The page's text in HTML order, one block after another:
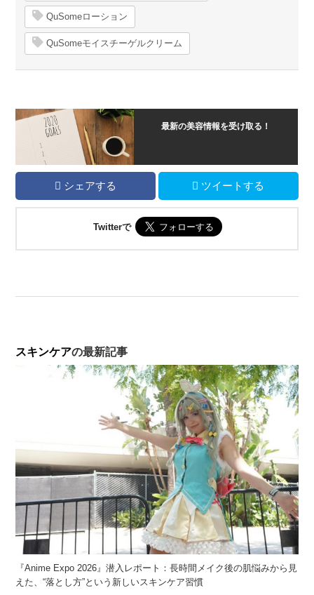
QuSomeローション
QuSomeモイスチーゲルクリーム
最新の美容情報を受け取る！
シェアする ツイートする
Twitterで
スキンケアの最新記事
『Anime Expo 2026』潜入レポート：長時間メイク後の肌悩みから見
えた、“落とし方”という新しいスキンケア習慣